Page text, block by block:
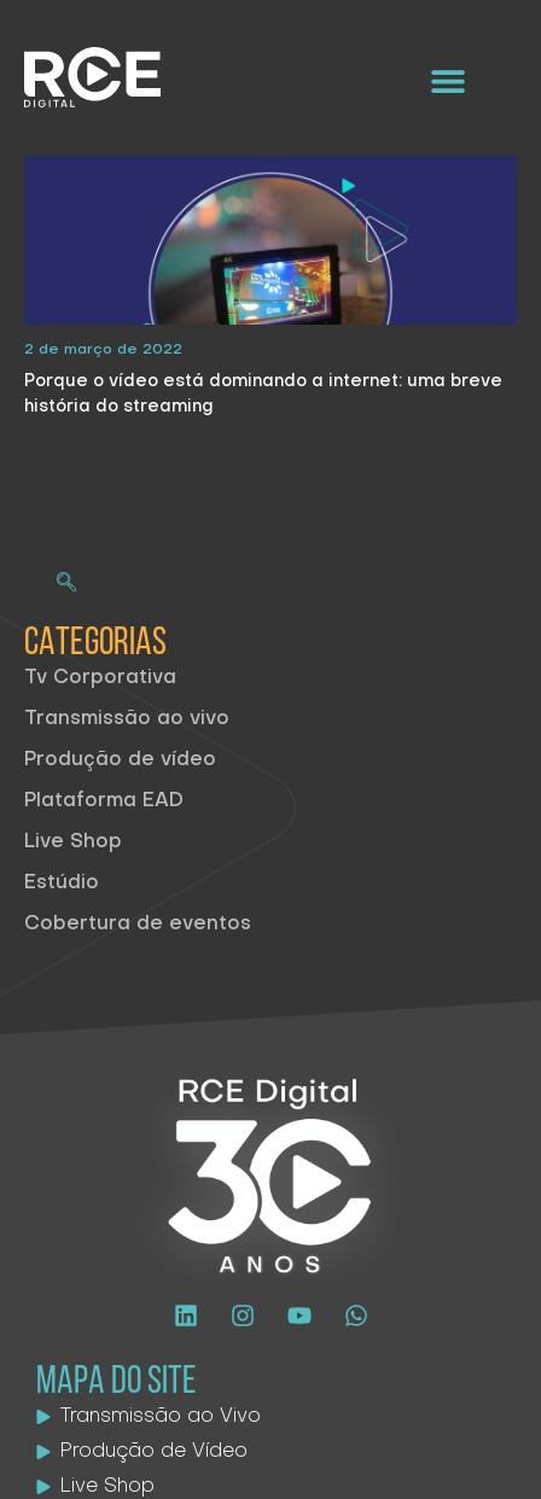
2 de março de 2022
Porque o vídeo está dominando a internet: uma breve
história do streaming
CATEGORIAS
Tv Corporativa
Transmissão ao vivo
Produção de vídeo
Plataforma EAD
Live Shop
Estúdio
Cobertura de eventos
MAPA DO SITE
Transmissão ao Vivo
Produção de Vídeo
Live Shop